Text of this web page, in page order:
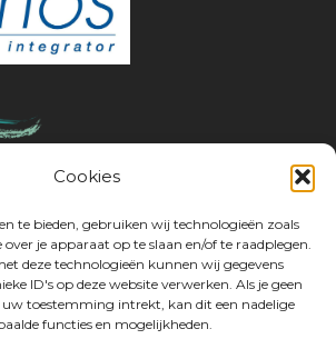
Cookies
te bieden, gebruiken wij technologieën zoals
je apparaat op te slaan en/of te raadplegen.
deze technologieën kunnen wij gegevens
ID's op deze website verwerken. Als je geen
toestemming intrekt, kan dit een nadelige
functies en mogelijkheden.